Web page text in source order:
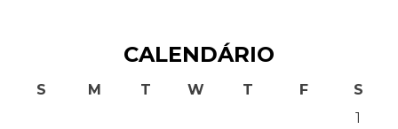
CALENDÁRIO
S M T W T F
S
1